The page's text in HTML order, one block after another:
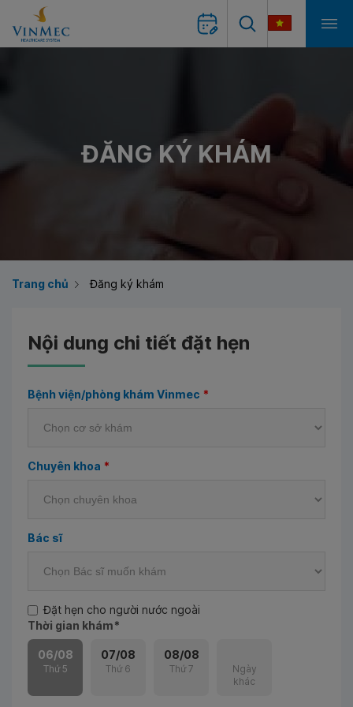
ĐĂNG KÝ KHÁM
Trang chủ Đăng ký khám
Nội dung chi tiết đặt hẹn
Bệnh viện/phòng khám Vinmec *
Chuyên khoa *
Bác sĩ
Đặt hẹn cho người nước ngoài
Thời gian khám*
06/08
Thứ 5
07/08
Thứ 6
08/08
Thứ 7
Ngày
khác